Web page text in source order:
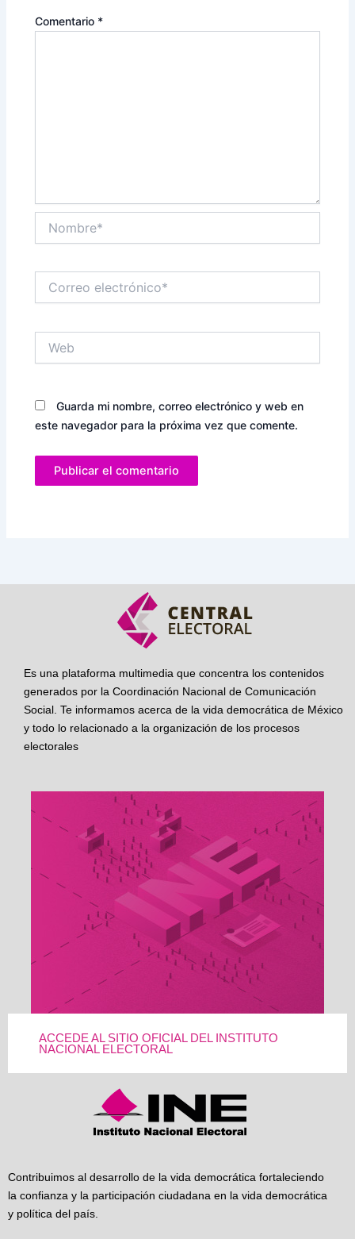
Comentario *
electrónico*
Guarda mi nombre, correo electrónico y web en
este navegador para la próxima vez que comente.
Es una plataforma multimedia que concentra los contenidos
generados por la Coordinación Nacional de Comunicación
Social. Te informamos acerca de la vida democrática de México
y todo lo relacionado a la organización de los procesos
electorales
ACCEDE AL SITIO OFICIAL DEL INSTITUTO
NACIONAL ELECTORAL
Contribuimos al desarrollo de la vida democrática fortaleciendo
la confianza y la participación ciudadana en la vida democrática
y política del país.